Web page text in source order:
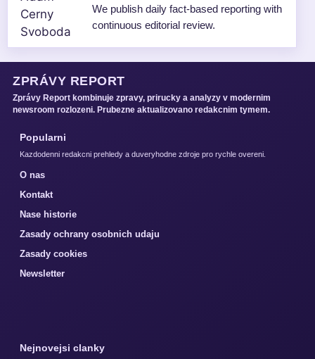
We publish daily fact-based reporting with
continuous editorial review.
ZPRÁVY REPORT
Zprávy Report kombinuje zpravy, prirucky a analyzy v modernim
newsroom rozlozeni. Prubezne aktualizovano redakcnim tymem.
Popularni
Kazdodenni redakcni prehledy a duveryhodne zdroje pro rychle overeni.
O nas
Kontakt
Nase historie
Zasady ochrany osobnich udaju
Zasady cookies
Newsletter
Nejnovejsi clanky